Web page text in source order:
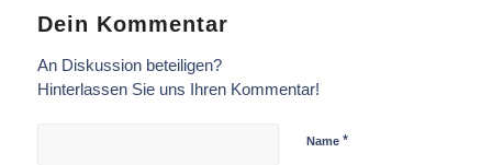
Dein Kommentar
An Diskussion beteiligen?
Hinterlassen Sie uns Ihren Kommentar!
Name *